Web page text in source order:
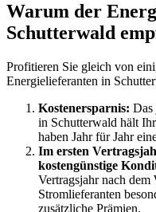
Warum der
Schutterwald
Profitieren Sie gleich von
Energielieferanten in
Kostenersparnis: Das
in Schutterwald hält
haben Jahr für Jahr
Im ersten
kostengünstige
Vertragsjahr nach dem
Stromlieferanten
zusätzliche Prämien.